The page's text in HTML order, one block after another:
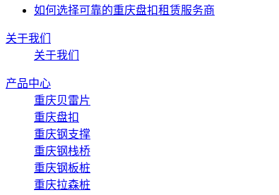
如何选择可靠的重庆盘扣租赁服务商
关于我们
关于我们
产品中心
重庆贝雷片
重庆盘扣
重庆钢支撑
重庆钢栈桥
重庆钢板桩
重庆拉森桩